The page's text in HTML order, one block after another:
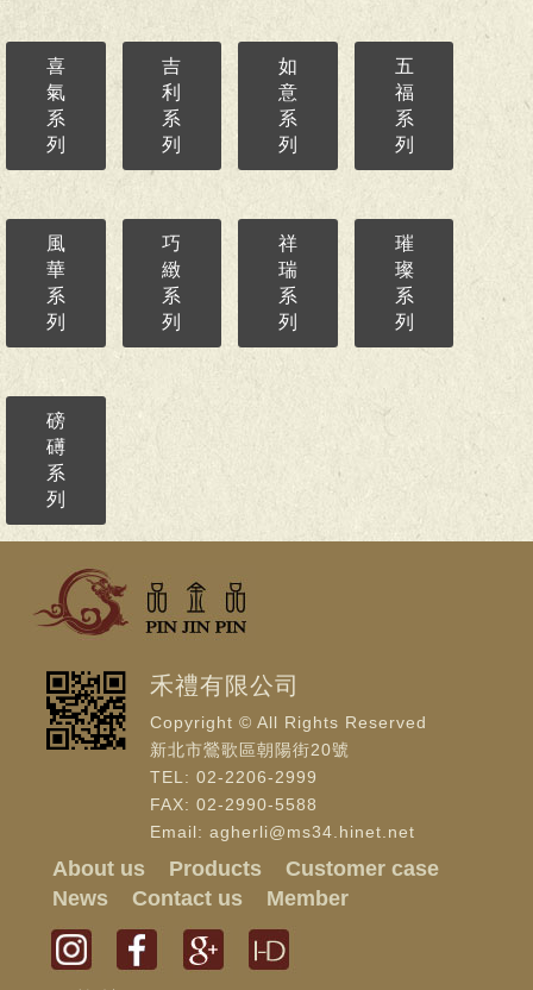
喜
氣
系
列
吉
利
系
列
如
意
系
列
五
福
系
列
風
華
系
列
巧
緻
系
列
祥
瑞
系
列
璀
璨
系
列
磅
礡
系
列
禾禮有限公司
Copyright © All Rights Reserved
新北市鶯歌區朝陽街20號
TEL: 02-2206-2999
FAX: 02-2990-5588
Email: agherli@ms34.hinet.net
About us Products
Customer case
News
Contact us Member